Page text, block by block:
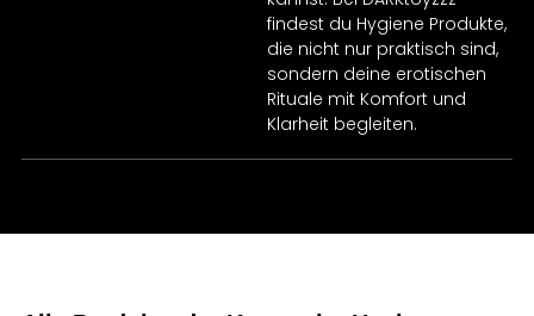
findest du Hygiene Produkte,
die nicht nur praktisch sind,
sondern deine erotischen
Rituale mit Komfort und
Klarheit begleiten.